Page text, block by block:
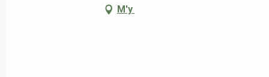
M'y rendre